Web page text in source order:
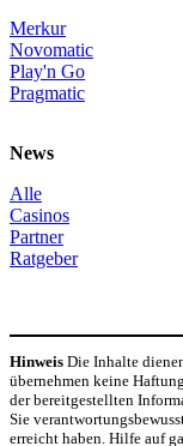
Merkur
Novomatic
Play'n Go
Pragmatic
News
Alle
Casinos
Partner
Ratgeber
Hinweis Die Inhalte
übernehmen keine
der bereitgestellten
Sie
erreicht haben. Hilfe auf